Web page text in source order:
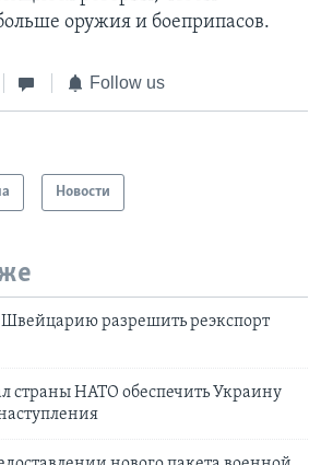
оружия и боеприпасов.
Follow us
Новости
разрешить реэкспорт
страны НАТО обеспечить Украину